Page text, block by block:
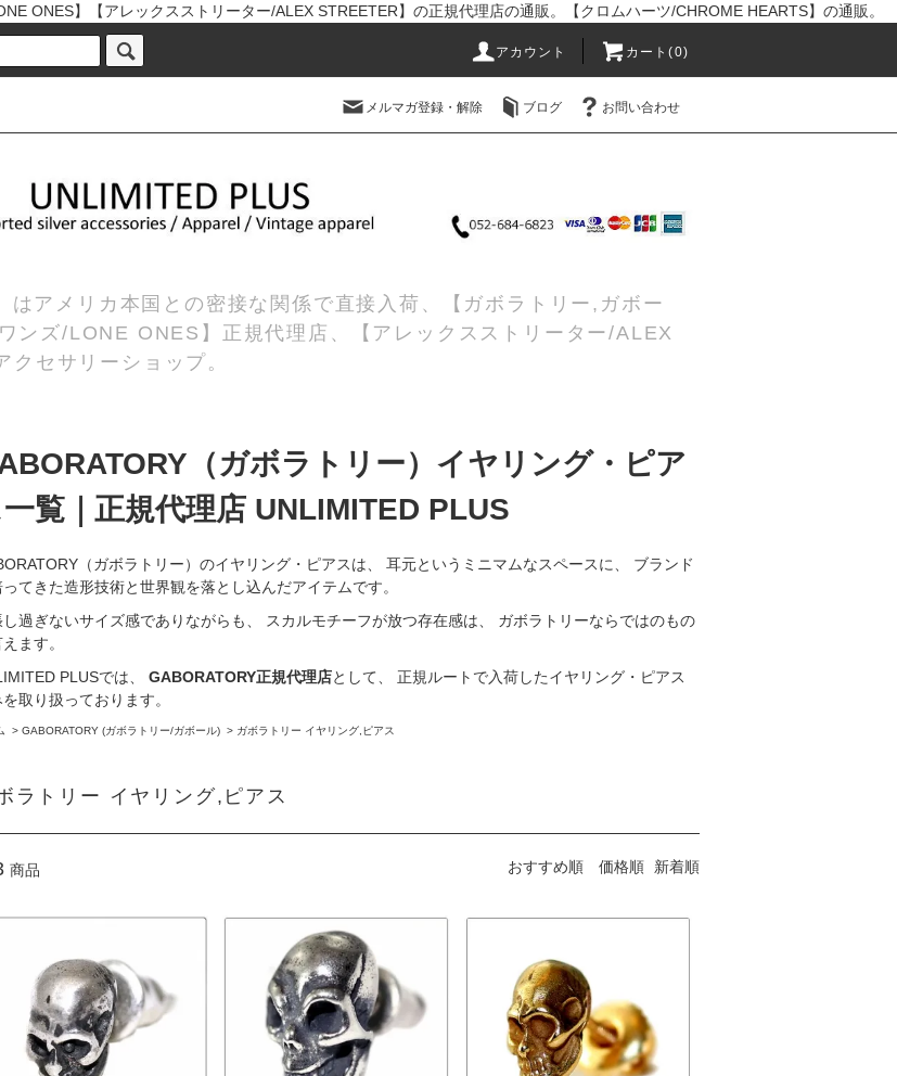
ONES】【アレックスストリーター/ALEX STREETER】の正規代理店の通販。【クロムハーツ/CHROME HEARTS】の通販。
アカウント カート(0)
メルマガ登録・解除 ブログ お問い合わせ
はアメリカ本国との密接な関係で直接入荷、【ガボラトリー,ガボー
ンズ/LONE ONES】正規代理店、【アレックスストリーター/ALEX
セサリーショップ。
（ガボラトリー）イヤリング・ピア
覧｜正規代理店 UNLIMITED PLUS
（ガボラトリー）のイヤリング・ピアスは、 耳元というミニマムなスペースに、 ブランド
てきた造形技術と世界観を落とし込んだアイテムです。
し過ぎないサイズ感でありながらも、 スカルモチーフが放つ存在感は、 ガボラトリーならではのもの
ます。
PLUSでは、 GABORATORY正規代理店として、 正規ルートで入荷したイヤリング・ピアス
取り扱っております。
> GABORATORY (ガボラトリー/ガボール) > ガボラトリー イヤリング,ピアス
ラトリー イヤリング,ピアス
商品 おすすめ順 価格順 新着順